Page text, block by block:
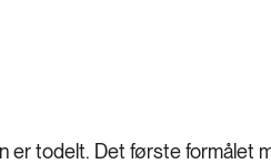
er todelt. Det første